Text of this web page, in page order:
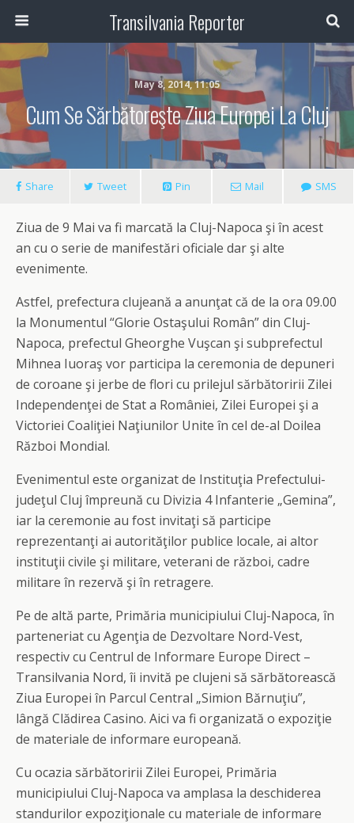
Transilvania Reporter
May 8, 2014, 11:05
Cum Se Sărbătoreşte Ziua Europei La Cluj
Share Tweet Pin Mail SMS
Ziua de 9 Mai va fi marcată la Cluj-Napoca şi în acest
an cu o serie de manifestări oficiale dar şi alte
evenimente.
Astfel, prefectura clujeană a anunţat că de la ora 09.00
la Monumentul “Glorie Ostaşului Român” din Cluj-
Napoca, prefectul Gheorghe Vuşcan şi subprefectul
Mihnea Iuoraş vor participa la ceremonia de depuneri
de coroane şi jerbe de flori cu prilejul sărbătoririi Zilei
Independenţei de Stat a României, Zilei Europei şi a
Victoriei Coaliţiei Naţiunilor Unite în cel de-al Doilea
Război Mondial.
Evenimentul este organizat de Instituţia Prefectului-
judeţul Cluj împreună cu Divizia 4 Infanterie „Gemina”,
iar la ceremonie au fost invitaţi să participe
reprezentanţi ai autorităţilor publice locale, ai altor
instituţii civile şi militare, veterani de război, cadre
militare în rezervă şi în retragere.
Pe de altă parte, Primăria municipiului Cluj-Napoca, în
parteneriat cu Agenţia de Dezvoltare Nord-Vest,
respectiv cu Centrul de Informare Europe Direct –
Transilvania Nord, îi invită pe clujeni să sărbătorească
Ziua Europei în Parcul Central „Simion Bărnuţiu”,
lângă Clădirea Casino. Aici va fi organizată o expoziţie
de materiale de informare europeană.
Cu ocazia sărbătoririi Zilei Europei, Primăria
municipiului Cluj-Napoca va amplasa la deschiderea
standurilor expoziţionale cu materiale de informare